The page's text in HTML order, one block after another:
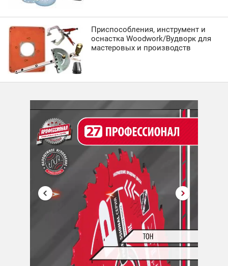
Приспособления, инструмент и
оснастка Woodwork/Вудворк для
мастеровых и производств